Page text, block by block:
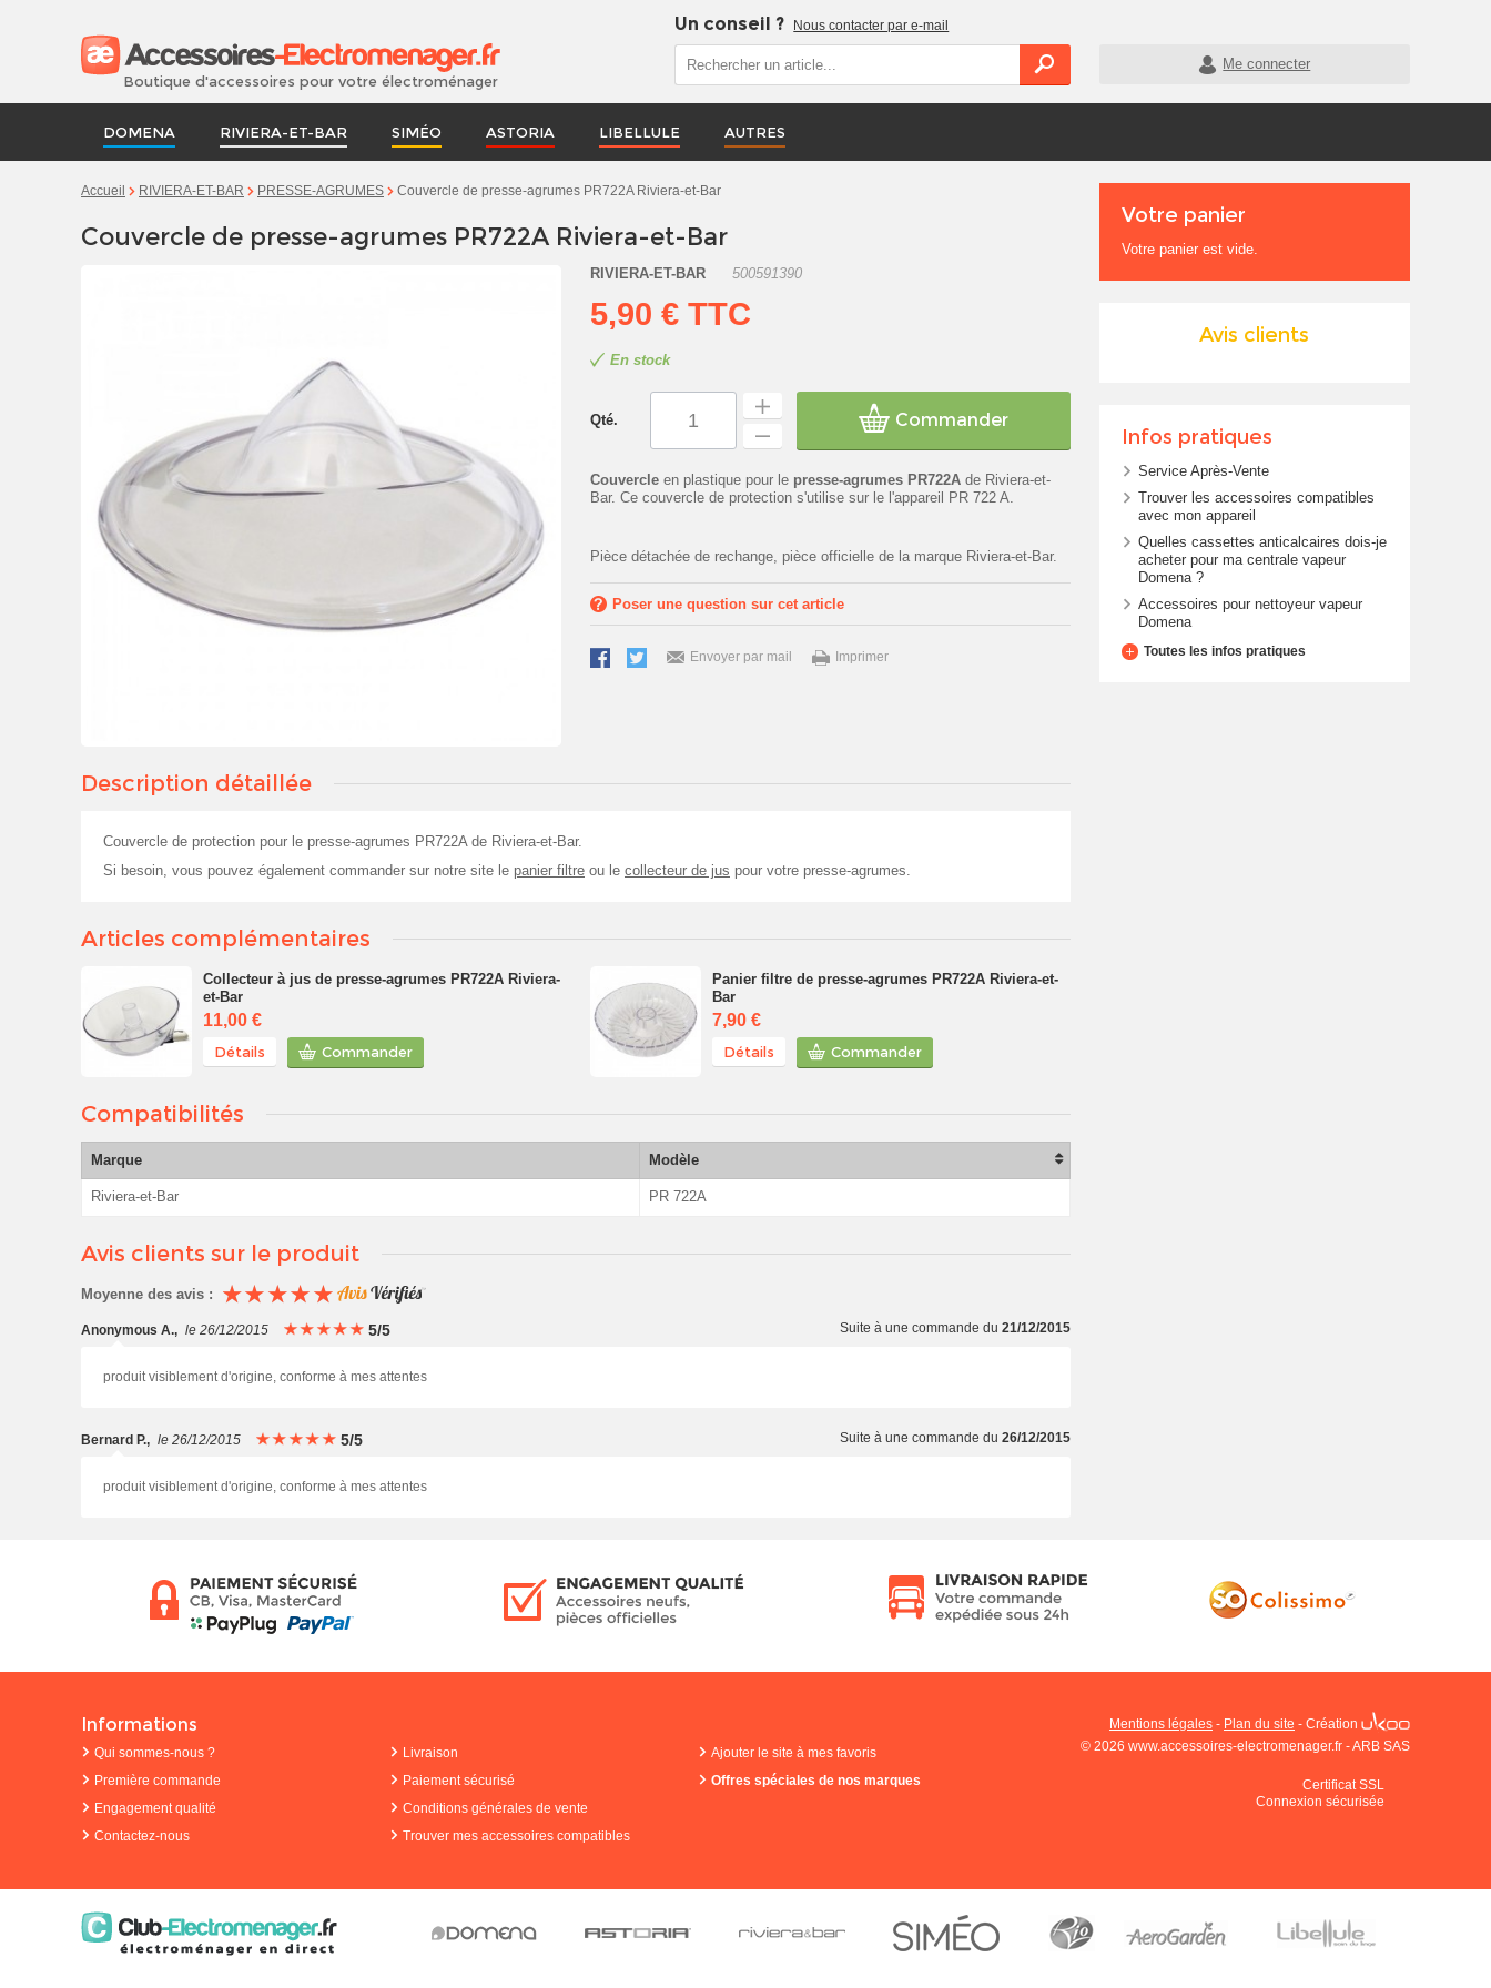
Boutique d'accessoires pour votre électroménager
Un conseil ? Nous contacter par e-mail
Me connecter
DOMENA RIVIERA-ET-BAR SIMÉO ASTORIA LIBELLULE AUTRES
Accueil RIVIERA-ET-BAR PRESSE-AGRUMES Couvercle de presse-agrumes PR722A Riviera-et-Bar
Couvercle de presse-agrumes PR722A Riviera-et-Bar
RIVIERA-ET-BAR 500591390
5,90 € TTC
En stock
Qté. Commander
Couvercleen plastique pour le presse-agrumes PR722Ade Riviera-et-
Bar. Ce couvercle de protection s'utilise sur le l'appareil PR 722 A.
Pièce détachée de rechange, pièce officielle de la marque Riviera-et-Bar.
Poser une question sur cet article
Envoyer par mail Imprimer
Description détaillée
Couvercle de protection pour le presse-agrumes PR722A de Riviera-et-Bar.
Si besoin, vous pouvez également commander sur notre site le panier filtre ou le collecteur de jus pour votre presse-agrumes.
Articles complémentaires
Collecteur à jus de presse-agrumes PR722A Riviera-
et-Bar
11,00 €
Détails Commander
Panier filtre de presse-agrumes PR722A Riviera-et-
Bar
7,90 €
Détails Commander
Compatibilités
Marque Modèle
Riviera-et-Bar PR 722A
Avis clients sur le produit
Moyenne des avis :
Anonymous A., le 26/12/2015 5/5 Suite à une commande du21/12/2015
produit visiblement d'origine, conforme à mes attentes
Bernard P., le 26/12/2015 5/5 Suite à une commande du26/12/2015
produit visiblement d'origine, conforme à mes attentes
Votre panier
Votre panier est vide.
Avis clients
Infos pratiques
Service Après-Vente
Trouver les accessoires compatibles
avec mon appareil
Quelles cassettes anticalcaires dois-je
acheter pour ma centrale vapeur
Domena ?
Accessoires pour nettoyeur vapeur
Domena
Toutes les infos pratiques
Informations
Qui sommes-nous ? Livraison
Ajouter le site à mes favoris
Première commande
Paiement sécurisé
Offres spéciales de nos marques
Engagement qualité
Conditions générales de vente
Contactez-nous
Trouver mes accessoires compatibles
Mentions légales - Plan du site - Création
© 2026 www.accessoires-electromenager.fr - ARB SAS
Certificat SSL
Connexion sécurisée